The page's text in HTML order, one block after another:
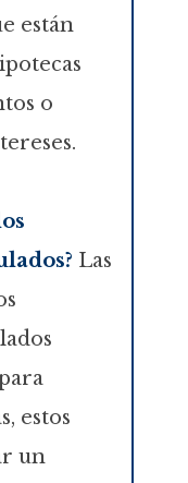
están
o
Las
estos
un